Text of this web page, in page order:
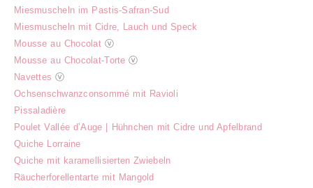
Miesmuscheln im Pastis-Safran-Sud
Miesmuscheln mit Cidre, Lauch und Speck
Mousse au Chocolat ⓥ
Mousse au Chocolat-Torte ⓥ
Navettes ⓥ
Ochsenschwanzconsommé mit Ravioli
Pissaladière
Poulet Vallée d’Auge | Hühnchen mit Cidre und Apfelbrand
Quiche Lorraine
Quiche mit karamellisierten Zwiebeln
Räucherforellentarte mit Mangold